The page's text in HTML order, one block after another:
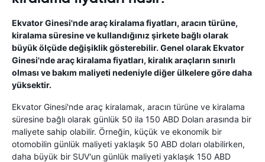
Ekvator Ginesi'nde araç kiralama fiyatları, aracın türüne,
kiralama süresine ve kullandığınız şirkete bağlı olarak
büyük ölçüde değişiklik gösterebilir. Genel olarak Ekvator
Ginesi'nde araç kiralama fiyatları, kiralık araçların sınırlı
olması ve bakım maliyeti nedeniyle diğer ülkelere göre daha
yüksektir.
Ekvator Ginesi'nde araç kiralamak, aracın türüne ve kiralama
süresine bağlı olarak günlük 50 ila 150 ABD Doları arasında bir
maliyete sahip olabilir. Örneğin, küçük ve ekonomik bir
otomobilin günlük maliyeti yaklaşık 50 ABD doları olabilirken,
daha büyük bir SUV'un günlük maliyeti yaklaşık 150 ABD